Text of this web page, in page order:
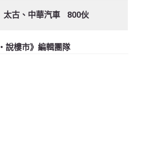
太古、中華汽車 800伙
說樓市》編輯團隊